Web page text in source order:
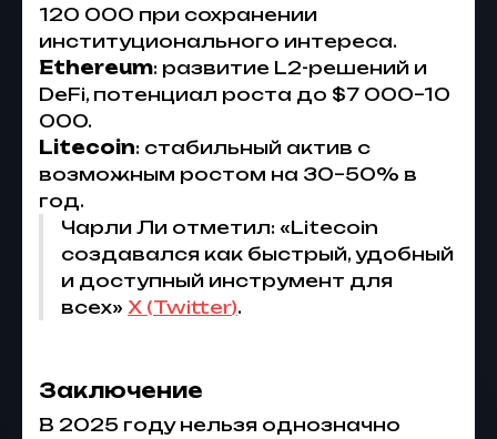
120 000 при сохранении
институционального интереса.
Ethereum: развитие L2-решений и
DeFi, потенциал роста до $7 000–10
000.
Litecoin: стабильный актив с
возможным ростом на 30–50% в
год.
Чарли Ли отметил: «Litecoin
создавался как быстрый, удобный
и доступный инструмент для
всех» X (Twitter).
Заключение
В 2025 году нельзя однозначно